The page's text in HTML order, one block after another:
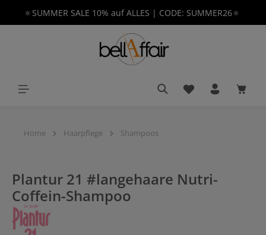
springen
🔅SUMMER SALE 10% auf ALLES | CODE: SUMMER26🔅
Du hast 0
Home Haarpflege Shampoos
Plantur 21 #langehaare Nutri-
Coffein-Shampoo